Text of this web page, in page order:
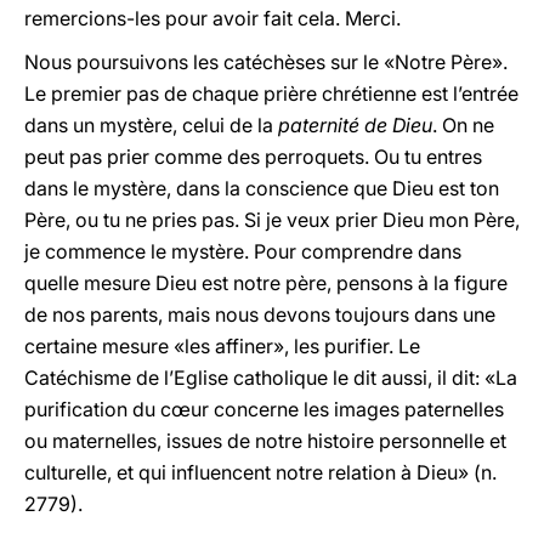
remercions-les pour avoir fait cela. Merci.
Nous poursuivons les catéchèses sur le «Notre Père».
Le premier pas de chaque prière chrétienne est l’entrée
dans un mystère, celui de la paternité de Dieu. On ne
peut pas prier comme des perroquets. Ou tu entres
dans le mystère, dans la conscience que Dieu est ton
Père, ou tu ne pries pas. Si je veux prier Dieu mon Père,
je commence le mystère. Pour comprendre dans
quelle mesure Dieu est notre père, pensons à la figure
de nos parents, mais nous devons toujours dans une
certaine mesure «les affiner», les purifier. Le
Catéchisme de l’Eglise catholique le dit aussi, il dit: «La
purification du cœur concerne les images paternelles
ou maternelles, issues de notre histoire personnelle et
culturelle, et qui influencent notre relation à Dieu» (n.
2779).